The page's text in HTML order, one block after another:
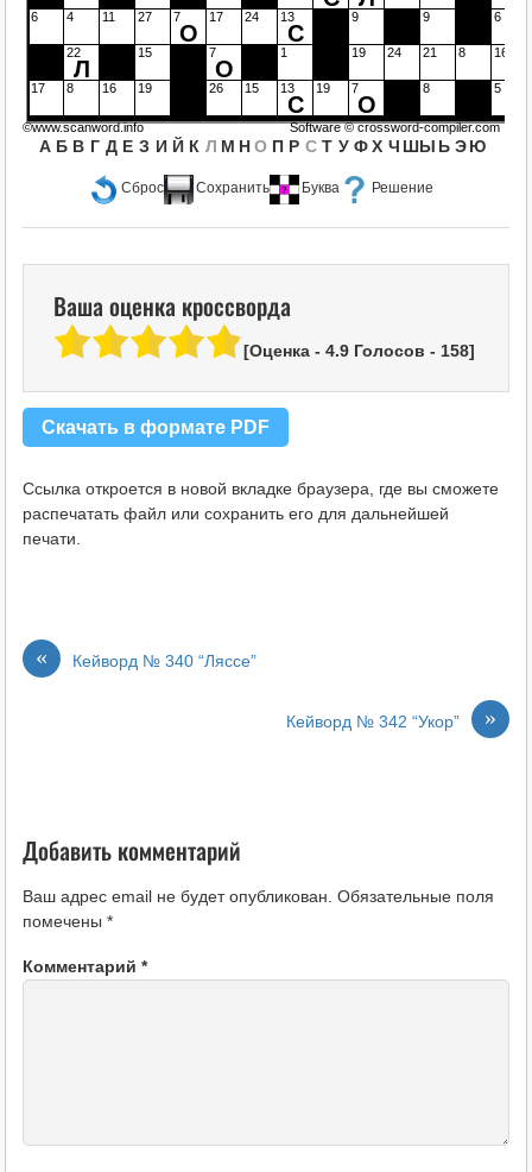
Сброс Сохранить Буква Решение
6 4 11 27 7
О
17 24 13
С
9 9 6
22
Л
15 7
О
1 19 24 21 8 16
17 8 16 19 26 15 13
С
19 7
О
8 5
А Б В Г Д Е З И Й К Л М Н О П Р С Т У Ф Х Ч ШЫ Ь ЭЮ
©www.scanword.info Software ©crossword-compiler.com
Ваша оценка кроссворда
[Оценка - 4.9Голосов - 158]
Скачать в формате PDF
Ссылка откроется в новой вкладке браузера, где вы сможете
распечатать файл или сохранить его для дальнейшей
печати.
« Кейворд № 340 “Ляссе”
»
Кейворд № 342 “Укор”
Добавить комментарий
Ваш адрес email не будет опубликован. Обязательные поля
помечены *
Комментарий *